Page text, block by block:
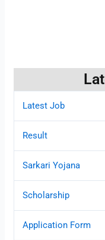
Latest Job
Result
Sarkari Yojana
Scholarship
Application Form